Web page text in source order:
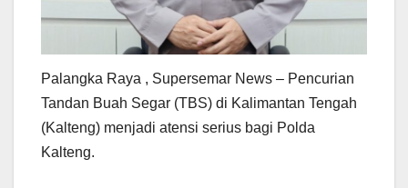
Palangka Raya , Supersemar News – Pencurian
Tandan Buah Segar (TBS) di Kalimantan Tengah
(Kalteng) menjadi atensi serius bagi Polda
Kalteng.